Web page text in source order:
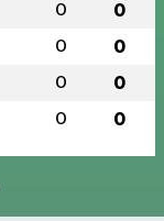
0 0
0 0
0 0
0 0